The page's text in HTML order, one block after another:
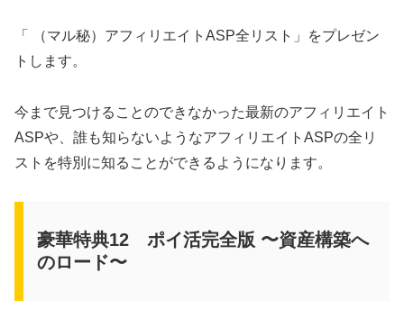
「 （マル秘）アフィリエイトASP全リスト」をプレゼン
トします。
今まで見つけることのできなかった最新のアフィリエイト
ASPや、誰も知らないようなアフィリエイトASPの全リ
ストを特別に知ることができるようになります。
豪華特典12 ポイ活完全版 〜資産構築へ
のロード〜